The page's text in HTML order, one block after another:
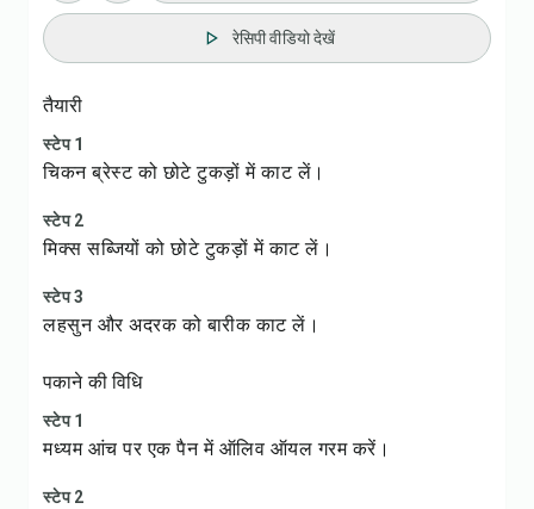
रेसिपी वीडियो देखें
तैयारी
स्टेप 1
चिकन ब्रेस्ट को छोटे टुकड़ों में काट लें।
स्टेप 2
मिक्स सब्जियों को छोटे टुकड़ों में काट लें।
स्टेप 3
लहसुन और अदरक को बारीक काट लें।
पकाने की विधि
स्टेप 1
मध्यम आंच पर एक पैन में ऑलिव ऑयल गरम करें।
स्टेप 2